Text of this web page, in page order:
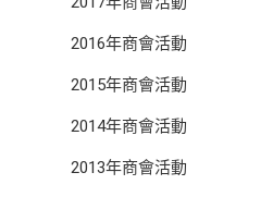
2016年商會活動
2015年商會活動
2014年商會活動
2013年商會活動